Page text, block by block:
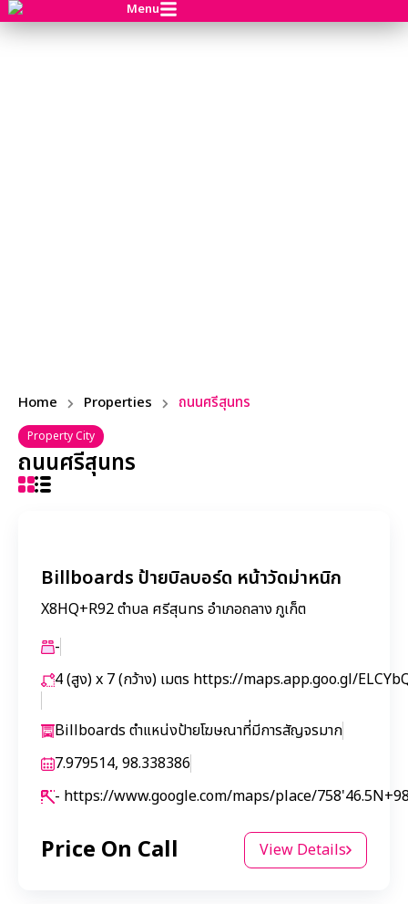
Menu
Home Properties ถนนศรีสุนทร
Property City
ถนนศรีสุนทร
Billboards ป้ายบิลบอร์ด หน้าวัดม่าหนิก
X8HQ+R92 ตำบล ศรีสุนทร อำเภอถลาง ภูเก็ต
-
4 (สูง) x 7 (กว้าง) เมตร https://maps.app.goo.gl/
Billboards ตำแหน่งป้ายโฆษณาที่มีการสัญจรมาก
7.979514, 98.338386
- https://www.google.com/maps/place/
Price On Call View Details